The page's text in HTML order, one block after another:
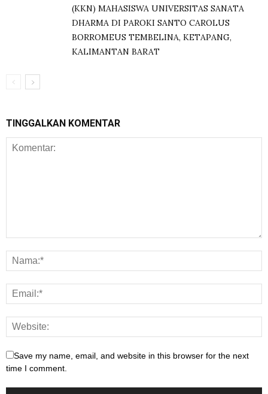
(KKN) MAHASISWA UNIVERSITAS SANATA
DHARMA DI PAROKI SANTO CAROLUS
BORROMEUS TEMBELINA, KETAPANG,
KALIMANTAN BARAT
TINGGALKAN KOMENTAR
Save my name, email, and website in this browser for the next
time I comment.